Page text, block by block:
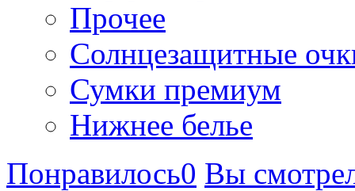
Прочее
Солнцезащитные
Сумки премиум
Нижнее белье
Понравилось0 Вы